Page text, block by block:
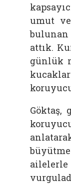
umut
attık.
günlük
Göktaş,
ailelerle